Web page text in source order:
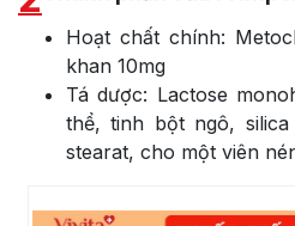
Hoạt chất chính:
khan 10mg
Tá dược: Lactose
thể, tinh bột ngô, silica
stearat, cho một viên